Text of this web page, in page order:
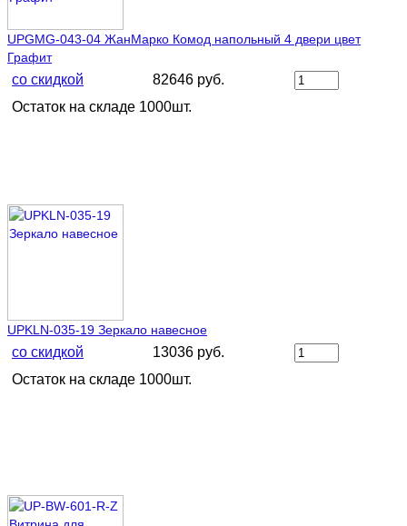
UPGMG-043-04 ЖанМарко Комод напольный 4 двери цвет
Графит
со скидкой
82646 руб.
Остаток на складе 1000шт.
UPKLN-035-19 Зеркало навесное
со скидкой
13036 руб.
Остаток на складе 1000шт.